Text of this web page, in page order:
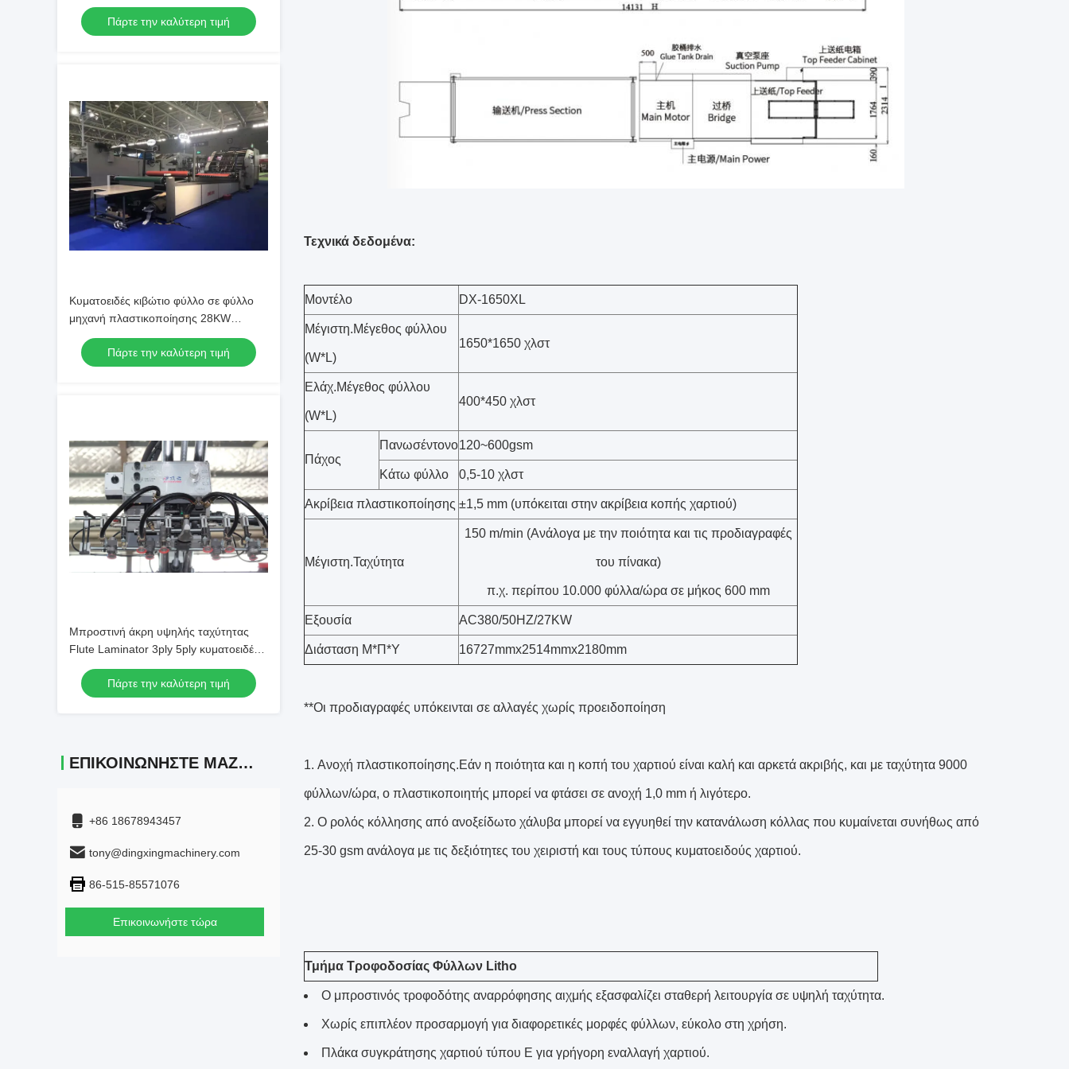
Πάρτε την καλύτερη τιμή
Κυματοειδές κιβώτιο φύλλο σε φύλλο
μηχανή πλαστικοποίησης 28KW
Πλήρως αυτόματη
Πάρτε την καλύτερη τιμή
Μπροστινή άκρη υψηλής ταχύτητας
Flute Laminator 3ply 5ply κυματοειδές
μηχάνημα πλαστικοποίησης
Πάρτε την καλύτερη τιμή
ΕΠΙΚΟΙΝΩΝΉΣΤΕ ΜΑΖΊ ΜΑΣ
+86 18678943457
tony@dingxingmachinery.com
86-515-85571076
Επικοινωνήστε τώρα
Τεχνικά δεδομένα:
Μοντέλο DX-1650XL
Μέγιστη.Μέγεθος φύλλου
(W*L)
1650*1650 χλστ
Ελάχ.Μέγεθος φύλλου
(W*L)
400*450 χλστ
Πάχος
Πανωσέντονο120~600gsm
Κάτω φύλλο 0,5-10 χλστ
Ακρίβεια πλαστικοποίησης ±1,5 mm (υπόκειται στην ακρίβεια κοπής χαρτιού)
Μέγιστη.Ταχύτητα
150 m/min (Ανάλογα με την ποιότητα και τις προδιαγραφές
του πίνακα)
π.χ. περίπου 10.000 φύλλα/ώρα σε μήκος 600 mm
Εξουσία AC380/50HZ/27KW
Διάσταση Μ*Π*Υ 16727mmx2514mmx2180mm
**Οι προδιαγραφές υπόκεινται σε αλλαγές χωρίς προειδοποίηση
Ανοχή πλαστικοποίησης.Εάν η ποιότητα και η κοπή του χαρτιού είναι καλή και αρκετά ακριβής, και με ταχύτητα 9000
φύλλων/ώρα, ο πλαστικοποιητής μπορεί να φτάσει σε ανοχή 1,0 mm ή λιγότερο.
Ο ρολός κόλλησης από ανοξείδωτο χάλυβα μπορεί να εγγυηθεί την κατανάλωση κόλλας που κυμαίνεται συνήθως από
25-30 gsm ανάλογα με τις δεξιότητες του χειριστή και τους τύπους κυματοειδούς χαρτιού.
Τμήμα Τροφοδοσίας Φύλλων Litho
Ο μπροστινός τροφοδότης αναρρόφησης αιχμής εξασφαλίζει σταθερή λειτουργία σε υψηλή ταχύτητα.
Χωρίς επιπλέον προσαρμογή για διαφορετικές μορφές φύλλων, εύκολο στη χρήση.
Πλάκα συγκράτησης χαρτιού τύπου E για γρήγορη εναλλαγή χαρτιού.